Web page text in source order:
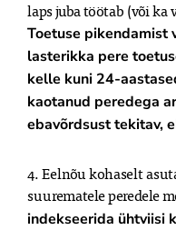
Toetuse pikendamist
lasterikka pere
kelle kuni 24-
kaotanud peredega
ebavõrdsust tekitav,
4. Eelnõu kohaselt
suurematele peredele
indekseerida ühtviisi